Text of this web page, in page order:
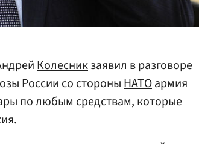
Колесникзаявил в разговоре
России со стороныНАТОармия
по любым средствам, которые